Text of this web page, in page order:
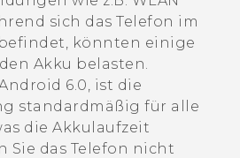
sich das Telefon im
könnten einige
Akku belasten.
6.0, ist die
standardmäßig für alle
die Akkulaufzeit
Sie das Telefon nicht